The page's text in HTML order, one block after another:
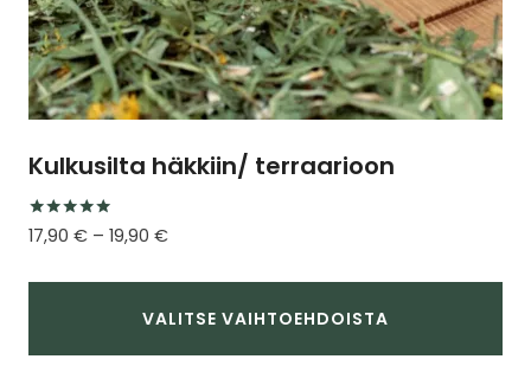
Kulkusilta häkkiin/ terraarioon
Arvostelu
tuotteesta:
/ 5
17,90 € – 19,90 €Hintaluokka:
-
19,90 €
VALITSE VAIHTOEHDOISTA